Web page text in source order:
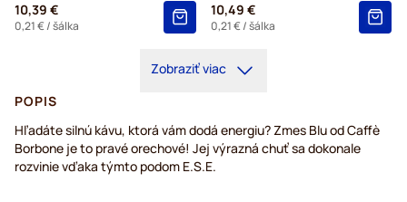
10,39 €
0,21 €/ šálka
10,49 €
0,21 €/ šálka
Zobraziť viac
POPIS
Hľadáte silnú kávu, ktorá vám dodá energiu? Zmes Blu od Caffè
Borbone je to pravé orechové! Jej výrazná chuť sa dokonale
rozvinie vďaka týmto podom E.S.E.